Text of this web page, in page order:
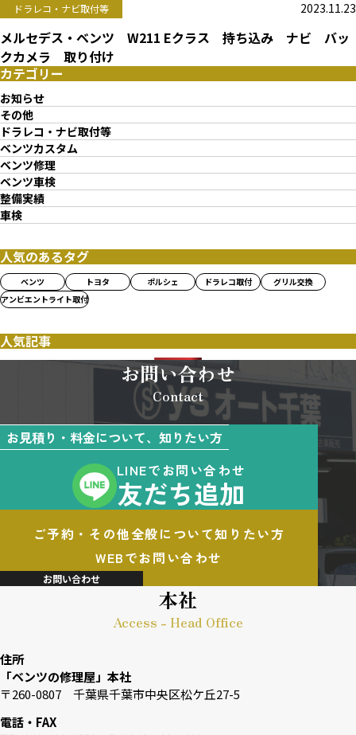
ドラレコ・ナビ取付等 2023.11.23
メルセデス・ベンツ W211 Eクラス 持ち込み ナビ バッ
クカメラ 取り付け
カテゴリー
お知らせ
その他
ドラレコ・ナビ取付等
ベンツカスタム
ベンツ修理
ベンツ車検
整備実績
車検
人気のあるタグ
ベンツ トヨタ ポルシェ ドラレコ取付
グリル交換
アンビエントライト取付
人気記事
お問い合わせ
Contact
お見積り・料金について、知りたい方
LINEでお問い合わせ
友だち追加
ご予約・その他全般について知りたい方
WEBでお問い合わせ
お問い合わせ
本社
Access - Head Office
住所
「ベンツの修理屋」本社
〒260-0807 千葉県千葉市中央区松ケ丘27-5
電話・FAX